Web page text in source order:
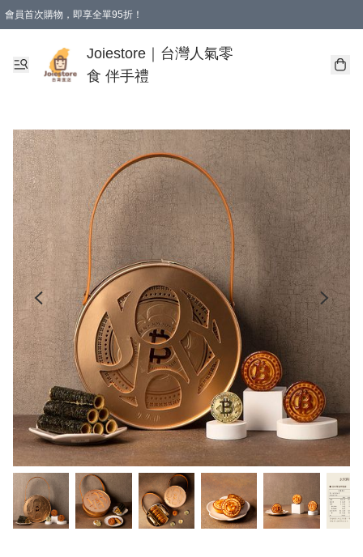
會員首次購物，即享全單95折！
購物滿 HKD 350.00即享免運費優惠！（適用於 本地送貨、本地取貨 )
Joiestore｜台灣人氣零
食 伴手禮